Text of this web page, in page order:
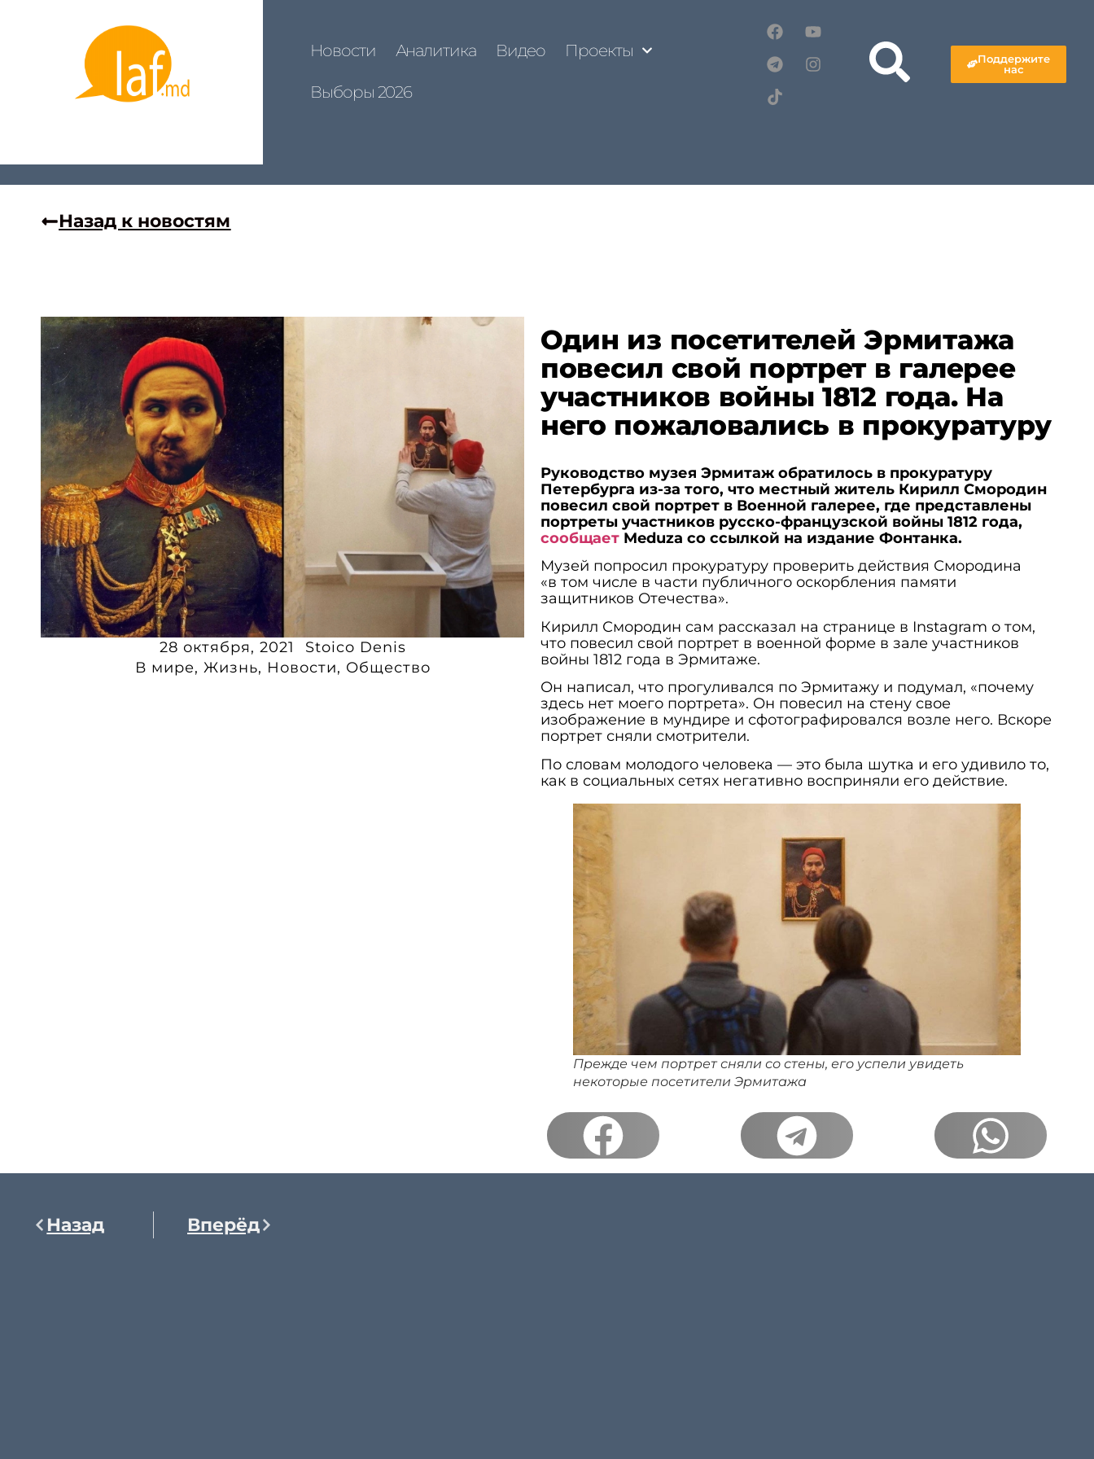
Новости Аналитика Видео Проекты
Выборы 2026
Поддержите
нас
Назад к новостям
28 октября, 2021
Stoico Denis
В мире, Жизнь, Новости, Общество
Один из посетителей Эрмитажа
повесил свой портрет в галерее
участников войны 1812 года. На
него пожаловались в прокуратуру
Руководство музея Эрмитаж обратилось в прокуратуру
Петербурга из-за того, что местный житель Кирилл Смородин
повесил свой портрет в Военной галерее, где представлены
портреты участников русско-французской войны 1812 года,
сообщает Meduza со ссылкой на издание Фонтанка.
Музей попросил прокуратуру проверить действия Смородина
«в том числе в части публичного оскорбления памяти
защитников Отечества».
Кирилл Смородин сам рассказал на странице в Instagram о том,
что повесил свой портрет в военной форме в зале участников
войны 1812 года в Эрмитаже.
Он написал, что прогуливался по Эрмитажу и подумал, «почему
здесь нет моего портрета». Он повесил на стену свое
изображение в мундире и сфотографировался возле него. Вскоре
портрет сняли смотрители.
По словам молодого человека — это была шутка и его удивило то,
как в социальных сетях негативно восприняли его действие.
Прежде чем портрет сняли со стены, его успели увидеть
некоторые посетители Эрмитажа
Назад Вперёд